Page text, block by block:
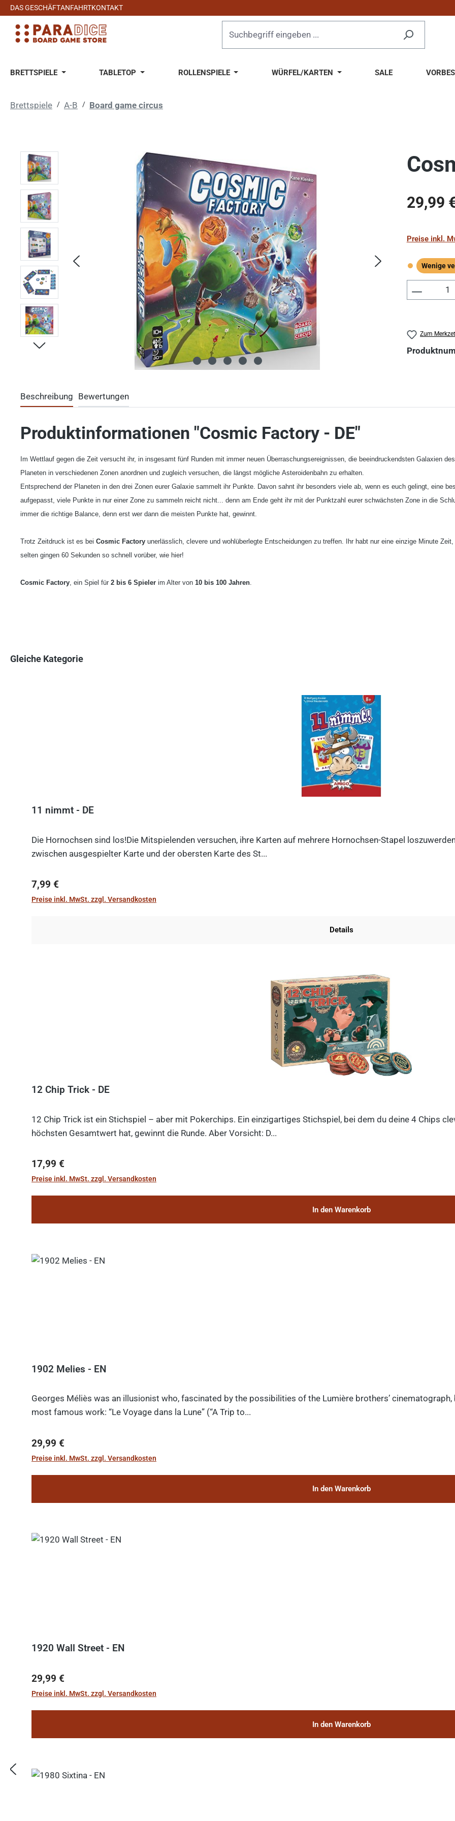
Hauptinhalt springen
Zur Suche springen
Zur Hauptnavigation springen
DAS GESCHÄFTANFAHRTKONTAKT
BRETTSPIELE TABLETOP ROLLENSPIELE WÜRFEL/KARTEN SALE
Brettspiele / A-B / Board game circus
Bildergalerie überspringen
Regulärer
29,99
Preise inkl.
Wenige
Wenige
Zum
Beschreibung Bewertungen
Produktinformationen "Cosmic Factory - DE"
Im Wettlauf gegen die Zeit versucht ihr, in insgesamt fünf Runden mit immer neuen Überraschungsereignissen, die beeindruckendsten Galaxien
Planeten in verschiedenen Zonen anordnen und zugleich versuchen, die längst mögliche Asteroidenbahn zu erhalten.
Entsprechend der Planeten in den drei Zonen eurer Galaxie sammelt ihr Punkte. Davon sahnt ihr besonders viele ab, wenn es euch gelingt, eine
aufgepasst, viele Punkte in nur einer Zone zu sammeln reicht nicht... denn am Ende geht ihr mit der Punktzahl eurer schwächsten Zone in die
immer die richtige Balance, denn erst wer dann die meisten Punkte hat, gewinnt.
Trotz Zeitdruck ist es bei Cosmic Factory unerlässlich, clevere und wohlüberlegte Entscheidungen zu treffen. Ihr habt nur eine einzige Minute
selten gingen 60 Sekunden so schnell vorüber, wie hier!
Cosmic Factory, ein Spiel für 2 bis 6 Spieler im Alter von 10 bis 100 Jahren.
Gleiche Kategorie
11 nimmt - DE
Die Hornochsen sind los!Die Mitspielenden versuchen, ihre Karten auf mehrere Hornochsen-Stapel
zwischen ausgespielter Karte und der obersten Karte des St...
Regulärer Preis:
7,99 €
Preise inkl. MwSt. zzgl. Versandkosten
Details
12 Chip Trick - DE
12 Chip Trick ist ein Stichspiel – aber mit Pokerchips. Ein einzigartiges Stichspiel, bei dem du deine 4 Chips
höchsten Gesamtwert hat, gewinnt die Runde. Aber Vorsicht: D...
Regulärer Preis:
17,99 €
Preise inkl. MwSt. zzgl. Versandkosten
In den Warenkorb
1902 Melies - EN
Georges Méliès was an illusionist who, fascinated by the possibilities of the Lumière brothers’
most famous work: “Le Voyage dans la Lune” (“A Trip to...
Regulärer Preis:
29,99 €
Preise inkl. MwSt. zzgl. Versandkosten
In den Warenkorb
1920 Wall Street - EN
Regulärer Preis:
29,99 €
Preise inkl. MwSt. zzgl. Versandkosten
In den Warenkorb